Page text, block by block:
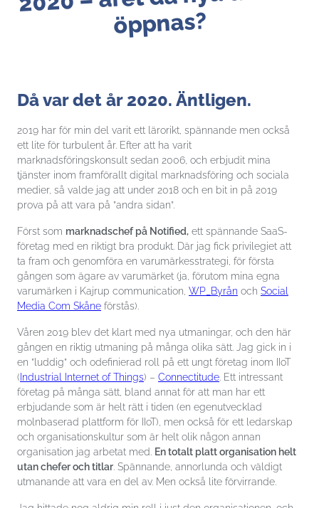
öppnas?
Då var det år 2020. Äntligen.
2019 har för min del varit ett lärorikt, spännande men också
ett lite för turbulent år. Efter att ha varit
marknadsföringskonsult sedan 2006, och erbjudit mina
tjänster inom framförallt digital marknadsföring och sociala
medier, så valde jag att under 2018 och en bit in på 2019
prova på att vara på ”andra sidan”.
Först som marknadschef på Notified, ett spännande SaaS-
företag med en riktigt bra produkt. Där jag fick privilegiet att
ta fram och genomföra en varumärkesstrategi, för första
gången som ägare av varumärket (ja, förutom mina egna
varumärken i Kajrup communication, WP_Byrån och Social
Media Com Skåne förstås).
Våren 2019 blev det klart med nya utmaningar, och den här
gången en riktig utmaning på många olika sätt. Jag gick in i
en ”luddig” och odefinierad roll på ett ungt företag inom IIoT
( Industrial Internet of Things) – Connectitude. Ett intressant
företag på många sätt, bland annat för att man har ett
erbjudande som är helt rätt i tiden (en egenutvecklad
molnbaserad plattform för IIoT), men också för ett ledarskap
och organisationskultur som är helt olik någon annan
organisation jag arbetat med. En totalt platt organisation helt
utan chefer och titlar. Spännande, annorlunda och väldigt
utmanande att vara en del av. Men också lite förvirrande.
Nödvändiga
Dessa kakor
går inte att
välja bort. De
behövs för att
hemsidan över
huvud taget
Statistik
För att vi ska
kunna
förbättra
hemsidans
och
uppbyggnad,
baserat på
hur
hemsidan
används.
Upplevelse
För att vår
hemsida ska
prestera så
bra som
ditt besök.